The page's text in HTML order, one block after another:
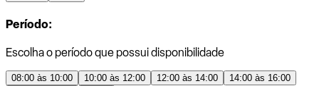
Período:
Escolha o período que possui disponibilidade
08:00 às 10:00 10:00 às 12:00 12:00 às 14:00
14:00 às 16:00